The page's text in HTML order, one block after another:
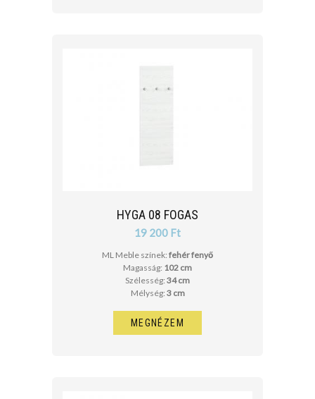
HYGA 08 FOGAS
19 200 Ft
ML Meble színek: fehér fenyő
Magasság: 102 cm
Szélesség: 34 cm
Mélység: 3 cm
MEGNÉZEM